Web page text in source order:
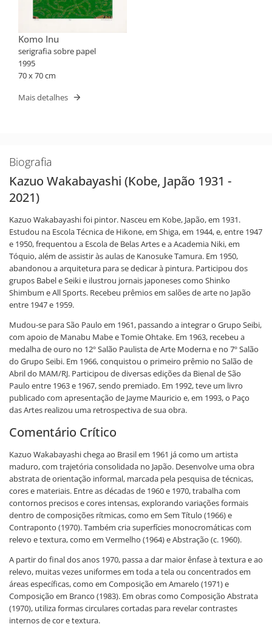
Komo Inu
serigrafia sobre papel
1995
70 x 70 cm
Mais detalhes
Biografia
Kazuo Wakabayashi (Kobe, Japão 1931 -
2021)
Kazuo Wakabayashi foi pintor. Nasceu em Kobe, Japão, em 1931.
Estudou na Escola Técnica de Hikone, em Shiga, em 1944, e, entre 1947
e 1950, frequentou a Escola de Belas Artes e a Academia Niki, em
Tóquio, além de assistir às aulas de Kanosuke Tamura. Em 1950,
abandonou a arquitetura para se dedicar à pintura. Participou dos
grupos Babel e Seiki e ilustrou jornais japoneses como Shinko
Shimbum e All Sports. Recebeu prêmios em salões de arte no Japão
entre 1947 e 1959.
Mudou-se para São Paulo em 1961, passando a integrar o Grupo Seibi,
com apoio de Manabu Mabe e Tomie Ohtake. Em 1963, recebeu a
medalha de ouro no 12º Salão Paulista de Arte Moderna e no 7º Salão
do Grupo Seibi. Em 1966, conquistou o primeiro prêmio no Salão de
Abril do MAM/RJ. Participou de diversas edições da Bienal de São
Paulo entre 1963 e 1967, sendo premiado. Em 1992, teve um livro
publicado com apresentação de Jayme Mauricio e, em 1993, o Paço
das Artes realizou uma retrospectiva de sua obra.
Comentário Crítico
Kazuo Wakabayashi chega ao Brasil em 1961 já como um artista
maduro, com trajetória consolidada no Japão. Desenvolve uma obra
abstrata de orientação informal, marcada pela pesquisa de técnicas,
cores e materiais. Entre as décadas de 1960 e 1970, trabalha com
contornos precisos e cores intensas, explorando variações formais
dentro de composições rítmicas, como em Sem Título (1966) e
Contraponto (1970). Também cria superfícies monocromáticas com
relevo e textura, como em Vermelho (1964) e Abstração (c. 1960).
A partir do final dos anos 1970, passa a dar maior ênfase à textura e ao
relevo, muitas vezes uniformes em toda a tela ou concentrados em
áreas específicas, como em Composição em Amarelo (1971) e
Composição em Branco (1983). Em obras como Composição Abstrata
(1970), utiliza formas circulares cortadas para revelar contrastes
internos de cor e textura.